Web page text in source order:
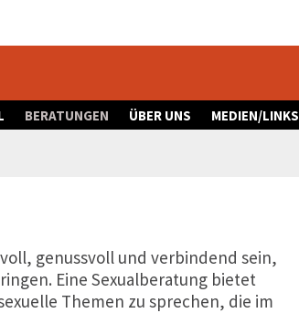
BERATUNGEN ÜBER UNS MEDIEN/LINKS
genussvoll und verbindend sein,
Eine Sexualberatung bietet
Themen zu sprechen, die im